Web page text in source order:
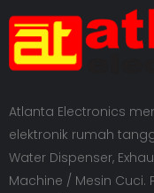
Atlanta Electronics
elektronik rumah
Water Dispenser,
Machine / Mesin